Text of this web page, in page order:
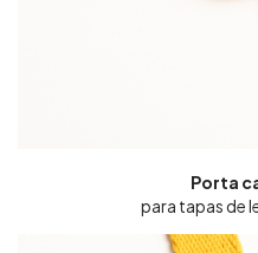
Porta
para tapas de